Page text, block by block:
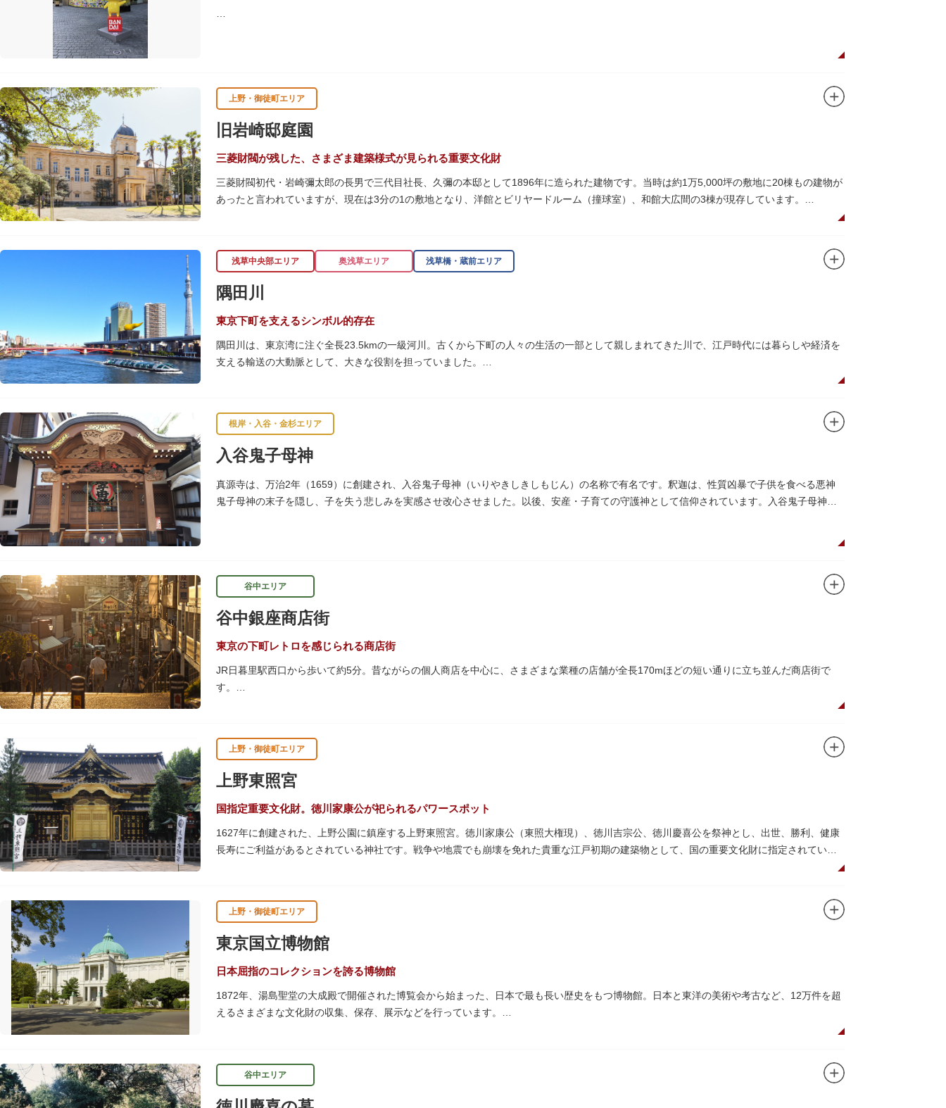
上野・御徒町エリア
旧岩崎邸庭園
三菱財閥が残した、さまざま建築様式が見られる重要文化財
三菱財閥初代・岩崎彌太郎の長男で三代目社長、久彌の本邸として1896年に造られた建物です。当時は約1万5,000坪の敷地に20棟もの建物が
あったと言われていますが、現在は3分の1の敷地となり、洋館とビリヤードルーム（撞球室）、和館大広間の3棟が現存しています。
鹿鳴館の建築家として知られるジョサイア・コンドルによって設計された西洋木造建築の洋館で、館内の随所に見事なジャコビアン様式の装
飾が施されています。
【撞球室】
当時の日本では非常に珍しいスイスの山小屋風の撞球室（ビリヤード場）で、洋館から地下道でつながっています。通常は非公開ですが、毎
【和館大広間】
一度にさまざま建築様式が見られるとあって見ごたえ抜群。大名庭園の形式を一部踏襲している広大な庭は、建築様式同様に和洋併置式とさ
れ、「芝庭」をもつ近代庭園の初期の形を残しています。江戸時代の石碑や手水鉢、庭石などが見られ、煉瓦塀を含めた敷地全体が重要文化
浅草中央部エリア 奥浅草エリア 浅草橋・蔵前エリア
隅田川
東京下町を支えるシンボル的存在
隅田川は、東京湾に注ぐ全長23.5kmの一級河川。古くから下町の人々の生活の一部として親しまれてきた川で、江戸時代には暮らしや経済を
支える輸送の大動脈として、大きな役割を担っていました。
す。
川沿いには「隅田川テラス」と呼ばれる遊歩道も整備されています。心地よい風に吹かれながら、緑化が施された遊歩道で散歩やジョギング
を楽しんだ後は、オープンカフェでほっと一息つくのもおすすめです。
隅田川にかかる橋々も、それぞれ特徴的な形をしていて見応えは抜群。せっかくなら水上バスに乗船して、優雅に観察してみてはいかがでし
ょうか。
根岸・入谷・金杉エリア
入谷鬼子母神
真源寺は、万治2年（1659）に創建され、入谷鬼子母神（いりやきしきしもじん）の名称で有名です。釈迦は、性質凶暴で子供を食べる悪神
鬼子母神の末子を隠し、子を失う悲しみを実感させ改心させました。以後、安産・子育ての守護神として信仰されています。入谷鬼子母神で
谷中エリア
谷中銀座商店街
東京の下町レトロを感じられる商店街
JR日暮里駅西口から歩いて約5分。昔ながらの個人商店を中心に、さまざまな業種の店舗が全長170mほどの短い通りに立ち並んだ商店街で
す。
谷中銀座商店街は1945年頃に自然発生的に生まれ、現在の近隣型商店街へと発展。昭和の懐かしい商店街の景観を見ることができます。東京
の下町レトロを感じられるスポットとして、近隣住民だけではなく、国内外から多くの観光客が訪れ、買い物や散策を楽しんでいます。
上野・御徒町エリア
上野東照宮
国指定重要文化財。徳川家康公が祀られるパワースポット
1627年に創建された、上野公園に鎮座する上野東照宮。徳川家康公（東照大権現）、徳川吉宗公、徳川慶喜公を祭神とし、出世、勝利、健康
長寿にご利益があるとされている神社です。戦争や地震でも崩壊を免れた貴重な江戸初期の建築物として、国の重要文化財に指定されていま
贅沢に金箔が使われた豪華絢爛な金色殿（社殿）などの建造物は、三代将軍・徳川家光公が、日光東照宮までお参りに行けない江戸の人々の
ために建てられたそう。社殿内部は文化財保護のため通常は非公開ですが、特別公開が実施されることもあるので、拝観を申し込んでみては
いかがでしょうか。
授与所では、期間・数量限定のお守りや御朱印も授与されているので要チェック。手塚治虫のユニコのお守りなど愛らしいものがあります
上野・御徒町エリア
東京国立博物館
日本屈指のコレクションを誇る博物館
1872年、湯島聖堂の大成殿で開催された博覧会から始まった、日本で最も長い歴史をもつ博物館。日本と東洋の美術や考古など、12万件を超
えるさまざまな文化財の収集、保存、展示などを行っています。
帝冠様式の代表的建築物である本館をはじめとする6つの展示館（資料館）からなり、89件の国宝を所蔵。常に貴重な文化財を公開し、講座や
てみてはいかがでしょうか。
吹き抜けのエントランスに大理石の大階段がある本館では、壁時計やステンドグラスなど格調高い内部装飾にも注目してみてください。初め
谷中エリア